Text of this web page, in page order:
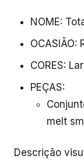
NOME:
OCASIÃO:
CORES:
PEÇAS:
melt
Descrição